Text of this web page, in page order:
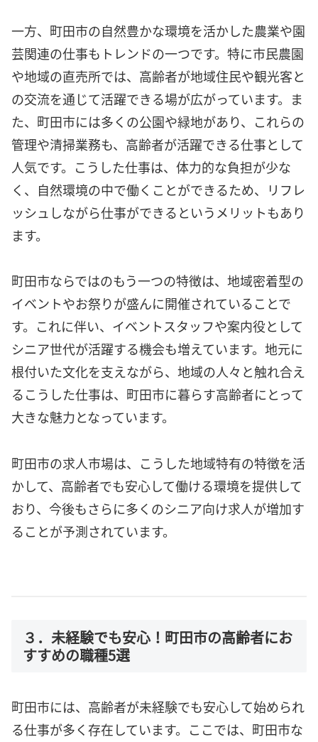
一方、町田市の自然豊かな環境を活かした農業や園
芸関連の仕事もトレンドの一つです。特に市民農園
や地域の直売所では、高齢者が地域住民や観光客と
の交流を通じて活躍できる場が広がっています。ま
た、町田市には多くの公園や緑地があり、これらの
管理や清掃業務も、高齢者が活躍できる仕事として
人気です。こうした仕事は、体力的な負担が少な
く、自然環境の中で働くことができるため、リフレ
ッシュしながら仕事ができるというメリットもあり
ます。
町田市ならではのもう一つの特徴は、地域密着型の
イベントやお祭りが盛んに開催されていることで
す。これに伴い、イベントスタッフや案内役として
シニア世代が活躍する機会も増えています。地元に
根付いた文化を支えながら、地域の人々と触れ合え
るこうした仕事は、町田市に暮らす高齢者にとって
大きな魅力となっています。
町田市の求人市場は、こうした地域特有の特徴を活
かして、高齢者でも安心して働ける環境を提供して
おり、今後もさらに多くのシニア向け求人が増加す
ることが予測されています。
３．未経験でも安心！町田市の高齢者にお
すすめの職種5選
町田市には、高齢者が未経験でも安心して始められ
る仕事が多く存在しています。ここでは、町田市な